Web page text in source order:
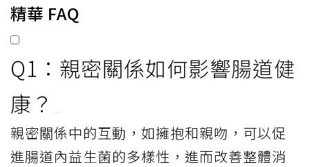
精華 FAQ
Q1：親密關係如何影響腸道健
康？
親密關係中的互動，如擁抱和親吻，可以促
進腸道內益生菌的多樣性，進而改善整體消